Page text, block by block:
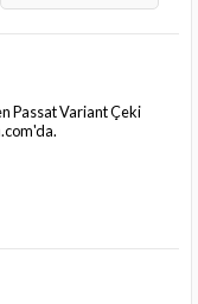
Passat Variant Çeki